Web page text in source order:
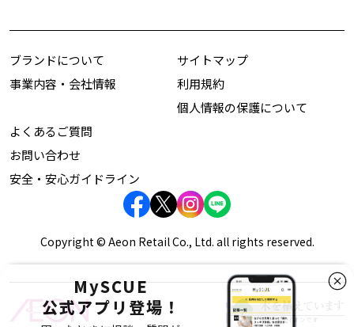
MySCUE
公式アプリ登場！
ブランドについて
事業内容・会社情報
サイトマップ
利用規約
個人情報の保護について
よくあるご質問
お問い合わせ
安全・安心ガイドライン
Copyright © Aeon Retail Co., Ltd. all rights reserved.